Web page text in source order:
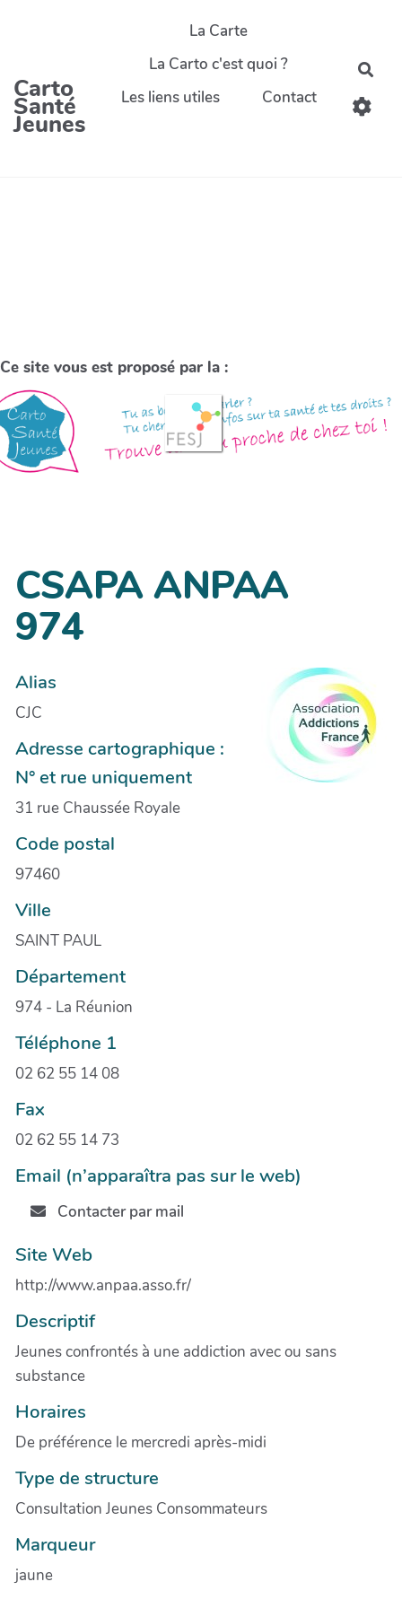
Carto
Santé
Jeunes
La Carte
La Carto c'est quoi ?
Les liens utiles
Contact
Ce site vous est proposé par la :
CSAPA ANPAA
974
Alias
CJC
Adresse cartographique :
N° et rue uniquement
31 rue Chaussée Royale
Code postal
97460
Ville
SAINT PAUL
Département
974 - La Réunion
Téléphone 1
02 62 55 14 08
Fax
02 62 55 14 73
Email (n’apparaîtra pas sur le web)
Contacter par mail
Site Web
http://www.anpaa.asso.fr/
Descriptif
Jeunes confrontés à une addiction avec ou sans
substance
Horaires
De préférence le mercredi après-midi
Type de structure
Consultation Jeunes Consommateurs
Marqueur
jaune